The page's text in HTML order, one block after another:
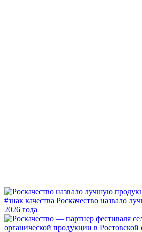
#знак качества Роскачество назвало
2026 года